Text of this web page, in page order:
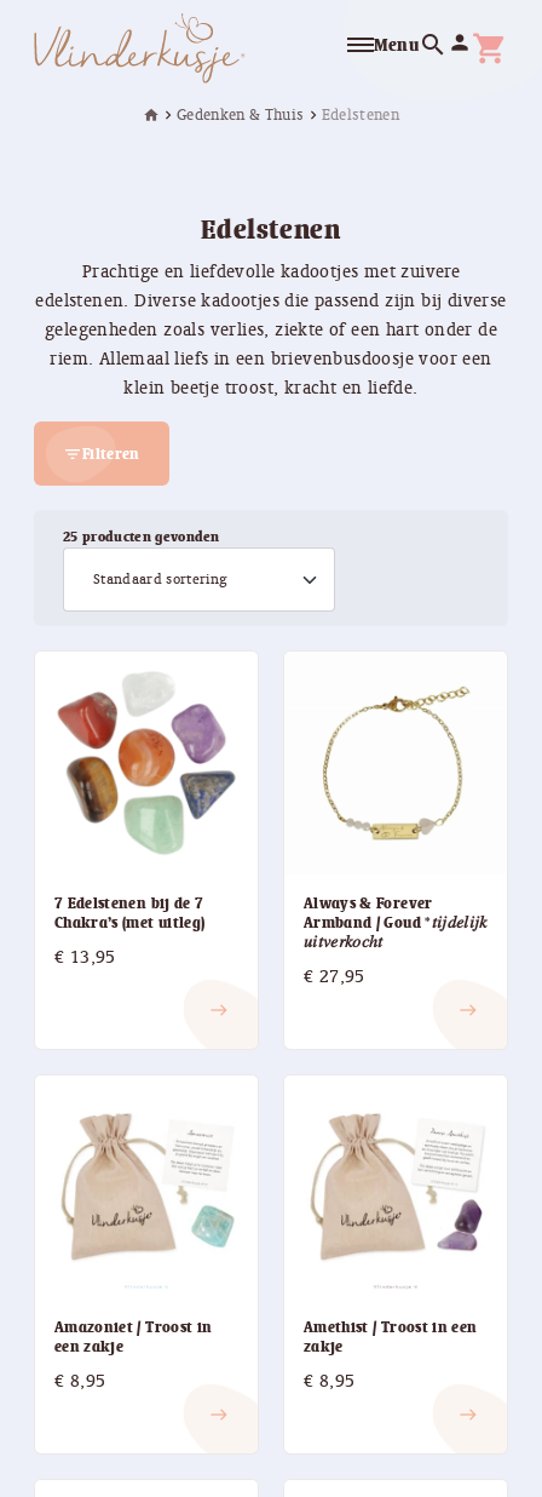
Menusearch person shopping_cart
home chevron_right Gedenken & Thuis chevron_right Edelstenen
Edelstenen
Prachtige en liefdevolle kadootjes met zuivere
edelstenen. Diverse kadootjes die passend zijn bij diverse
gelegenheden zoals verlies, ziekte of een hart onder de
riem. Allemaal liefs in een brievenbusdoosje voor een
klein beetje troost, kracht en liefde.
filter_listFilteren
25 producten gevonden
7 Edelstenen bij de 7
Chakra’s (met uitleg)
€ 13,95
east
Always & Forever
Armband / Goud *𝑡𝑖𝑗𝑑𝑒𝑙𝑖𝑗𝑘
𝑢𝑖𝑡𝑣𝑒𝑟𝑘𝑜𝑐ℎ𝑡
€ 27,95
east
Amazoniet / Troost in
een zakje
€ 8,95
east
Amethist / Troost in een
zakje
€ 8,95
east